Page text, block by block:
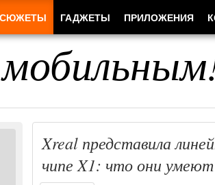
Xreal представила
чипе X1: что они
СЮЖЕТЫ ГАДЖЕТЫ ПРИЛОЖЕНИЯ